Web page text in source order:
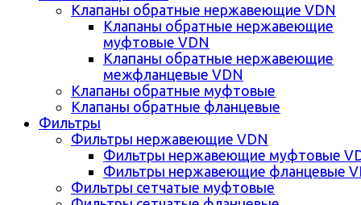
Клапаны обратные нержавеющие VDN
Клапаны обратные нержавеющие
муфтовые VDN
Клапаны обратные нержавеющие
межфланцевые VDN
Клапаны обратные муфтовые
Клапаны обратные фланцевые
Фильтры
Фильтры нержавеющие VDN
Фильтры нержавеющие муфтовые
Фильтры нержавеющие фланцевые
Фильтры сетчатые муфтовые